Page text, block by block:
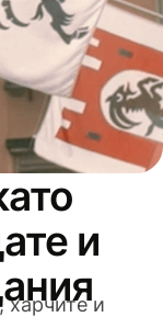
и
харчите и